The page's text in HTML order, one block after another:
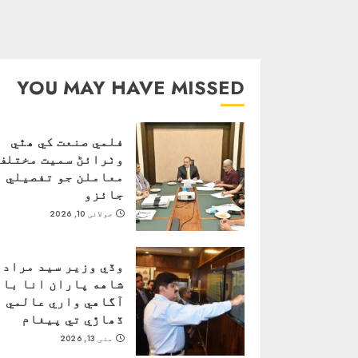
YOU MAY HAVE MISSED
فلمي صنعت کي ھٿي
وٺرائڻ سميت
معاملن جو تفصيلي
جائزو
جولائی 10, 2026
وڏي وزير سيد
شاهه پاران انا
آگاهي واري عالمي
ڏھاڙي تي پيغام
مئی 13, 2026